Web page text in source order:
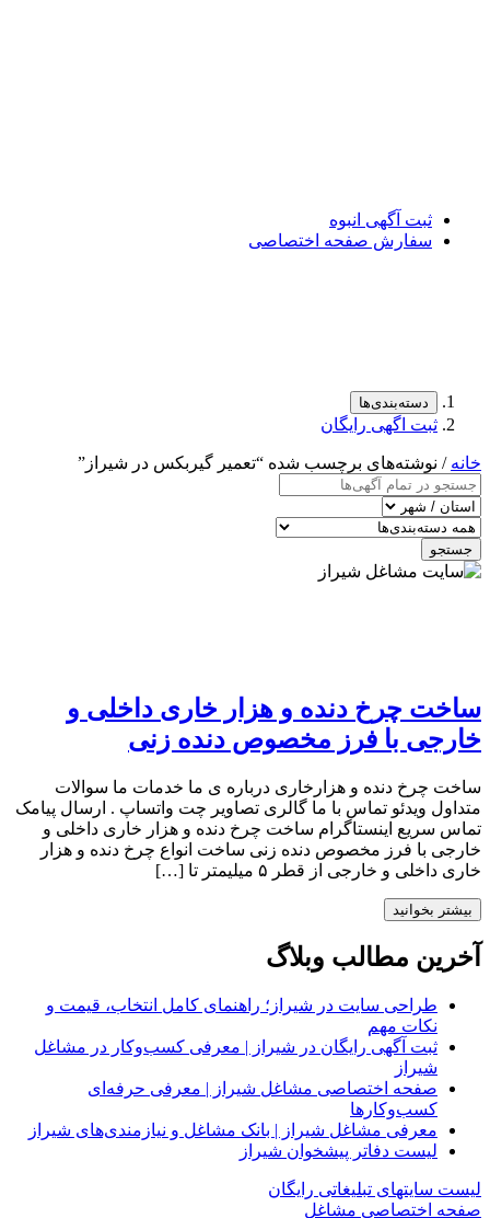
ثبت آگهی انبوه
سفارش صفحه اختصاصی
دسته‌بندی‌ها
ثبت اگهی رایگان
خانه / نوشته‌های برچسب شده “تعمیر گیربکس در شیراز”
جستجو
ساخت چرخ دنده و هزار خاری داخلی و
خارجی با فرز مخصوص دنده زنی
ساخت چرخ دنده و هزارخاری درباره ی ما خدمات ما سوالات
متداول ویدئو تماس با ما گالری تصاویر چت واتساپ . ارسال پیامک
تماس سریع اینستاگرام ساخت چرخ دنده و هزار خاری داخلی و
خارجی با فرز مخصوص دنده زنی ساخت انواع چرخ دنده و هزار
خاری داخلی و خارجی از قطر ۵ میلیمتر تا […]
بیشتر بخوانید
آخرین مطالب وبلاگ
طراحی سایت در شیراز؛ راهنمای کامل انتخاب، قیمت و
نکات مهم
ثبت آگهی رایگان در شیراز | معرفی کسب‌وکار در مشاغل
شیراز
صفحه اختصاصی مشاغل شیراز | معرفی حرفه‌ای
کسب‌وکارها
معرفی مشاغل شیراز | بانک مشاغل و نیازمندی‌های شیراز
لیست دفاتر پیشخوان شیراز
لیست سایتهای تبلیغاتی رایگان
صفحه اختصاصی مشاغل